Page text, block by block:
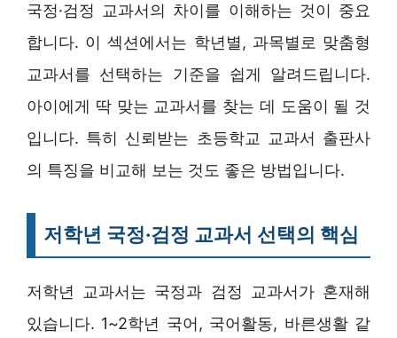
국정·검정 교과서의 차이를 이해하는 것이 중요
합니다. 이 섹션에서는 학년별, 과목별로 맞춤형
교과서를 선택하는 기준을 쉽게 알려드립니다.
아이에게 딱 맞는 교과서를 찾는 데 도움이 될 것
입니다. 특히 신뢰받는 초등학교 교과서 출판사
의 특징을 비교해 보는 것도 좋은 방법입니다.
저학년 국정·검정 교과서 선택의 핵심
저학년 교과서는 국정과 검정 교과서가 혼재해
있습니다. 1~2학년 국어, 국어활동, 바른생활 같